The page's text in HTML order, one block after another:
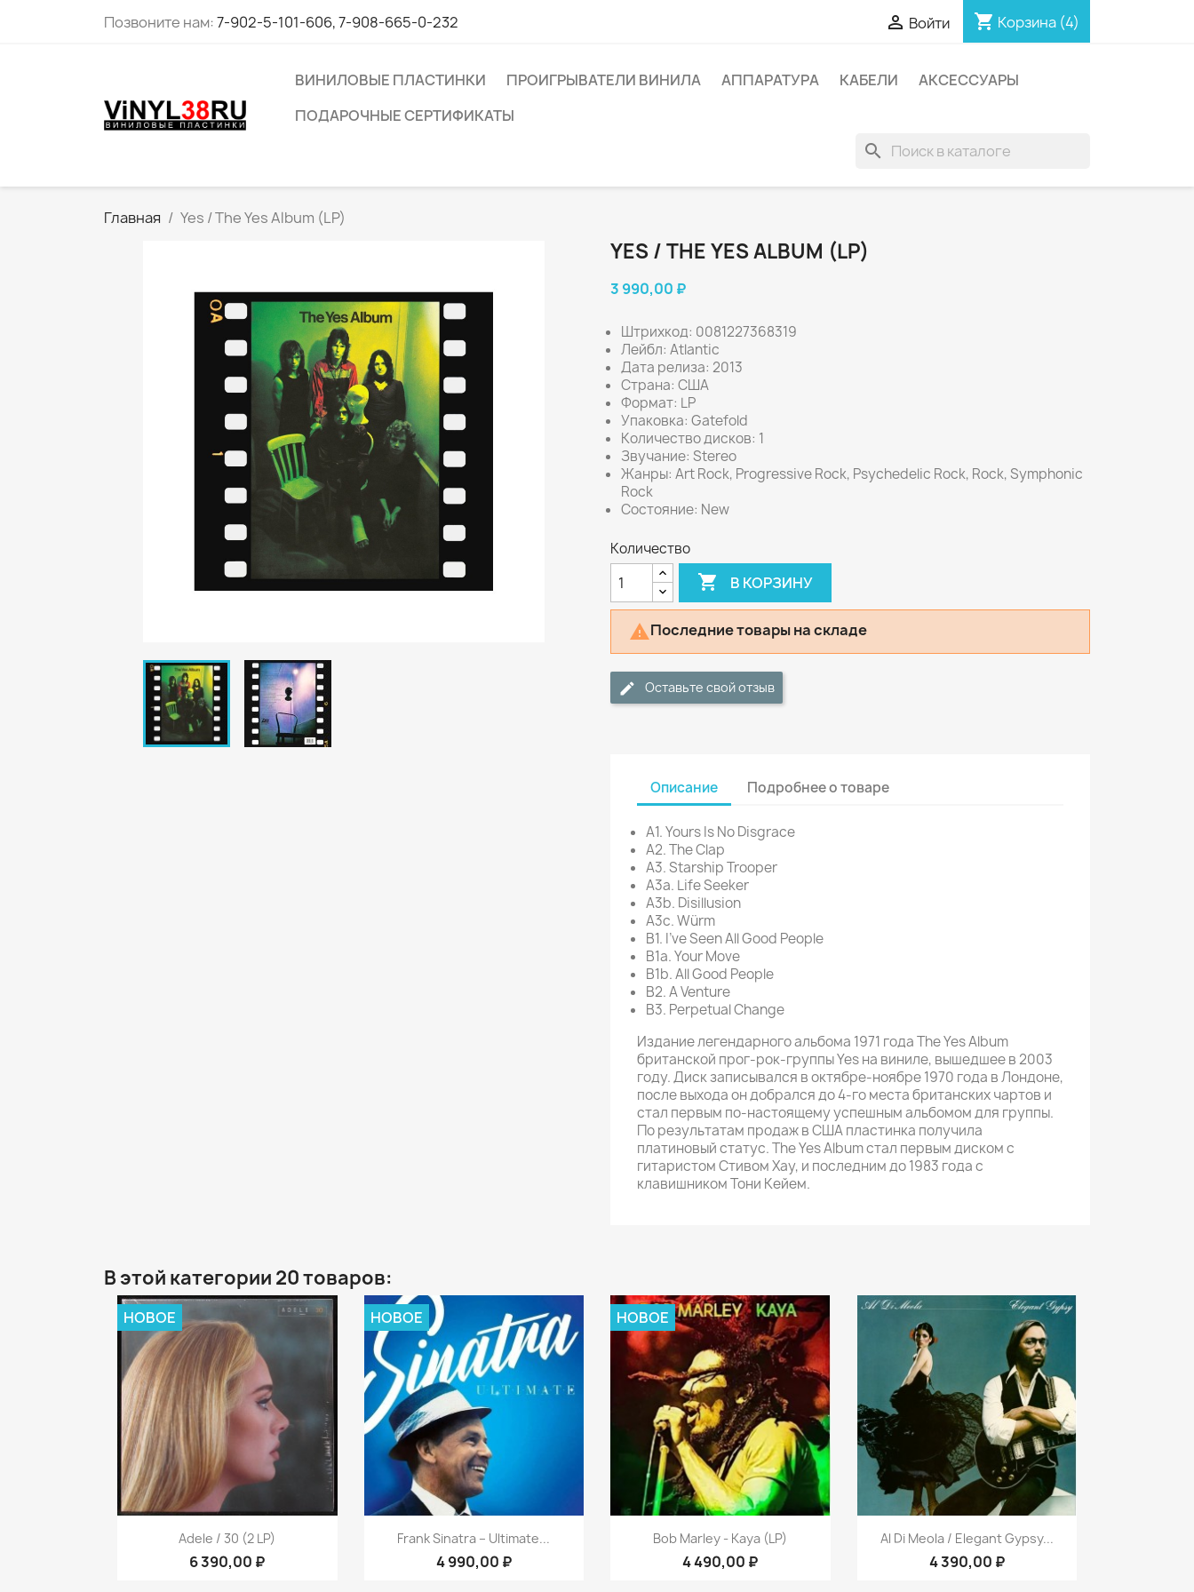
Позвоните нам:7-902-5-101-606, 7-908-665-0-232  Войти shopping_cart Корзина (4)
ВИНИЛОВЫЕ ПЛАСТИНКИ ПРОИГРЫВАТЕЛИ ВИНИЛА АППАРАТУРА КАБЕЛИ
АКСЕССУАРЫ
ПОДАРОЧНЫЕ СЕРТИФИКАТЫ
search
Главная Yes / The Yes Album (LP)
YES / THE YES ALBUM (LP)
3 990,00 ₽
Штрихкод: 0081227368319
Лейбл: Atlantic
Дата релиза: 2013
Страна: США
Формат: LP
Упаковка: Gatefold
Количество дисков: 1
Звучание: Stereo
Жанры: Art Rock, Progressive Rock, Psychedelic Rock, Rock, Symphonic
Rock
Состояние: New
Количество
 В КОРЗИНУ
Последние товары на складе
Оставьте свой отзыв
Описание Подробнее о товаре
A1. Yours Is No Disgrace
A2. The Clap
A3. Starship Trooper
A3a. Life Seeker
A3b. Disillusion
A3c. Würm
B1. I've Seen All Good People
B1a. Your Move
B1b. All Good People
B2. A Venture
B3. Perpetual Change
Издание легендарного альбома 1971 года The Yes Album
британской прог-рок-группы Yes на виниле, вышедшее в 2003
году. Диск записывался в октябре-ноябре 1970 года в Лондоне,
после выхода он добрался до 4-го места британских чартов и
стал первым по-настоящему успешным альбомом для группы.
По результатам продаж в США пластинка получила
платиновый статус. The Yes Album стал первым диском с
гитаристом Стивом Хау, и последним до 1983 года с
клавишником Тони Кейем.
В этой категории 20 товаров:
Быстрый просмотр
Adele / 30 (2 LP)
6 390,00 ₽
НОВОЕ
Быстрый просмотр
Frank Sinatra – Ultimate...
4 990,00 ₽
НОВОЕ
Быстрый просмотр
Bob Marley - Kaya (LP)
4 490,00 ₽
НОВОЕ
Быстрый просмотр
Al Di Meola / Elegant Gypsy...
4 390,00 ₽